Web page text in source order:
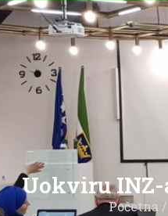
Uokviru INZ-
Početna /